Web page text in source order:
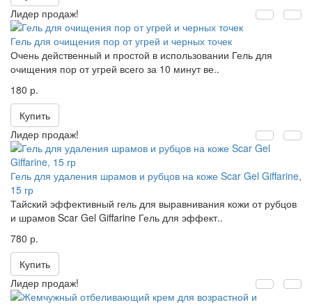
Лидер продаж!
Гель для очищения пор от угрей и черных точек
Очень действенный и простой в использовании Гель для
очищения пор от угрей всего за 10 минут ве..
180 р.
Купить
Лидер продаж!
Гель для удаления шрамов и рубцов на коже Scar Gel Giffarine,
15 гр
Тайский эффективный гель для выравнивания кожи от рубцов
и шрамов Scar Gel Giffarine Гель для эффект..
780 р.
Купить
Лидер продаж!